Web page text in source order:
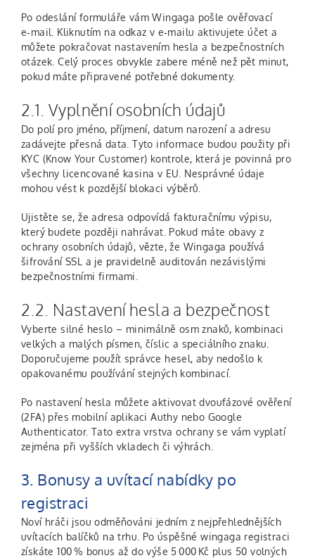
Po odeslání formuláře vám Wingaga pošle ověřovací
e‑mail. Kliknutím na odkaz v e‑mailu aktivujete účet a
můžete pokračovat nastavením hesla a bezpečnostních
otázek. Celý proces obvykle zabere méně než pět minut,
pokud máte připravené potřebné dokumenty.
2.1. Vyplnění osobních údajů
Do polí pro jméno, příjmení, datum narození a adresu
zadávejte přesná data. Tyto informace budou použity při
KYC (Know Your Customer) kontrole, která je povinná pro
všechny licencované kasina v EU. Nesprávné údaje
mohou vést k pozdější blokaci výběrů.
Ujistěte se, že adresa odpovídá fakturačnímu výpisu,
který budete později nahrávat. Pokud máte obavy z
ochrany osobních údajů, vězte, že Wingaga používá
šifrování SSL a je pravidelně auditován nezávislými
bezpečnostními firmami.
2.2. Nastavení hesla a bezpečnost
Vyberte silné heslo – minimálně osm znaků, kombinaci
velkých a malých písmen, číslic a speciálního znaku.
Doporučujeme použít správce hesel, aby nedošlo k
opakovanému používání stejných kombinací.
Po nastavení hesla můžete aktivovat dvoufázové ověření
(2FA) přes mobilní aplikaci Authy nebo Google
Authenticator. Tato extra vrstva ochrany se vám vyplatí
zejména při vyšších vkladech či výhrách.
3. Bonusy a uvítací nabídky po
registraci
Noví hráči jsou odměňováni jedním z nejpřehlednějších
uvítacích balíčků na trhu. Po úspěšné wingaga registraci
získáte 100 % bonus až do výše 5 000 Kč plus 50 volných